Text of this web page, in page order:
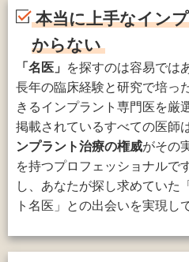
本当に上手なイン
からない
「名医」
を探すのは容易では
長年の臨床経験と研究で培っ
きるインプラント専門医を厳
掲載されているすべての医師
ンプラント治療の権威がその
を持つプロフェッショナルで
し、あなたが探し求めていた
ト名医」との出会いを実現し